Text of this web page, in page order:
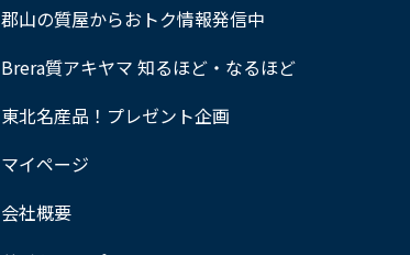
郡山の質屋からおトク情報発信中
Brera質アキヤマ 知るほど・なるほど
東北名産品！プレゼント企画
マイページ
会社概要